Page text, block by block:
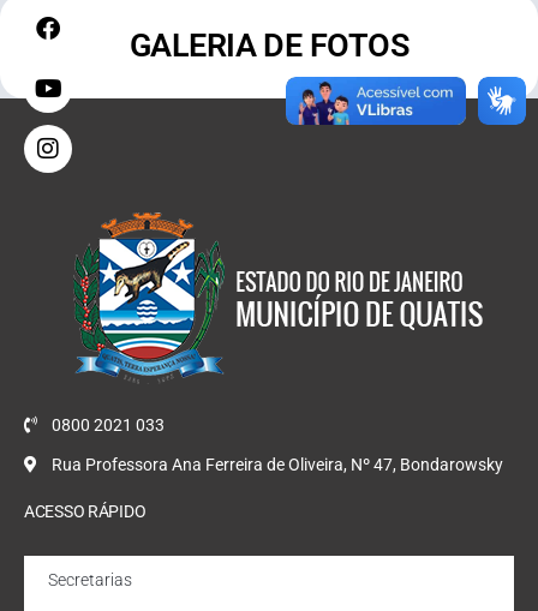
GALERIA DE FOTOS
0800 2021 033
Rua Professora Ana Ferreira de Oliveira, Nº 47, Bondarowsky
ACESSO RÁPIDO
Secretarias